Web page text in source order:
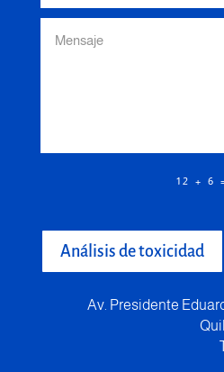
12 + 6
Análisis de toxicidad
Av. Presidente